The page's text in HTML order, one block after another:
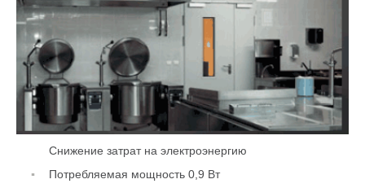
Снижение затрат на электроэнергию
Потребляемая мощность 0,9 Вт